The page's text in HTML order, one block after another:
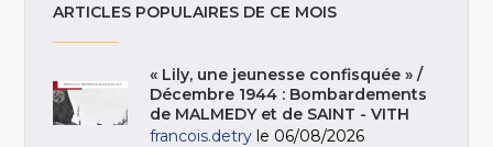
ARTICLES POPULAIRES DE CE MOIS
« Lily, une jeunesse confisquée » /
Décembre 1944 : Bombardements
de MALMEDY et de SAINT - VITH
francois.detry le 06/08/2026